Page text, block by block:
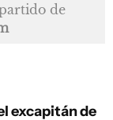
de
excapitán de